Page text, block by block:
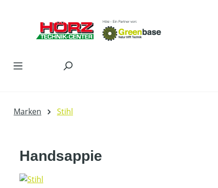
Marken Stihl
Handsappie